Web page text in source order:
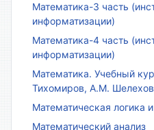
Математика-3 часть
информатизации)
Математика-4 часть
информатизации)
Математика. Учебный
Тихомиров, А.М. Шелехов
Математическая логика
Математический анализ